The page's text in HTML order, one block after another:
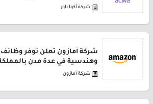
شركة أكوا باور
شركة أمازون تعلن توفر وظائف
وهندسية في عدة مدن
شركة أمازون